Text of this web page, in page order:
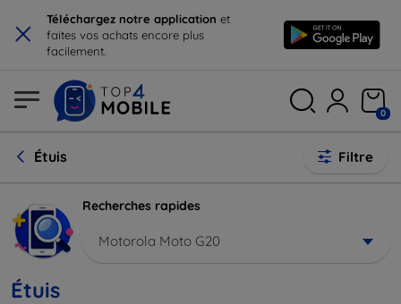
× Téléchargez notre application et
faites vos achats encore plus
facilement.
0
Étuis Filtre
Recherches rapides
Motorola Moto G20
Étuis